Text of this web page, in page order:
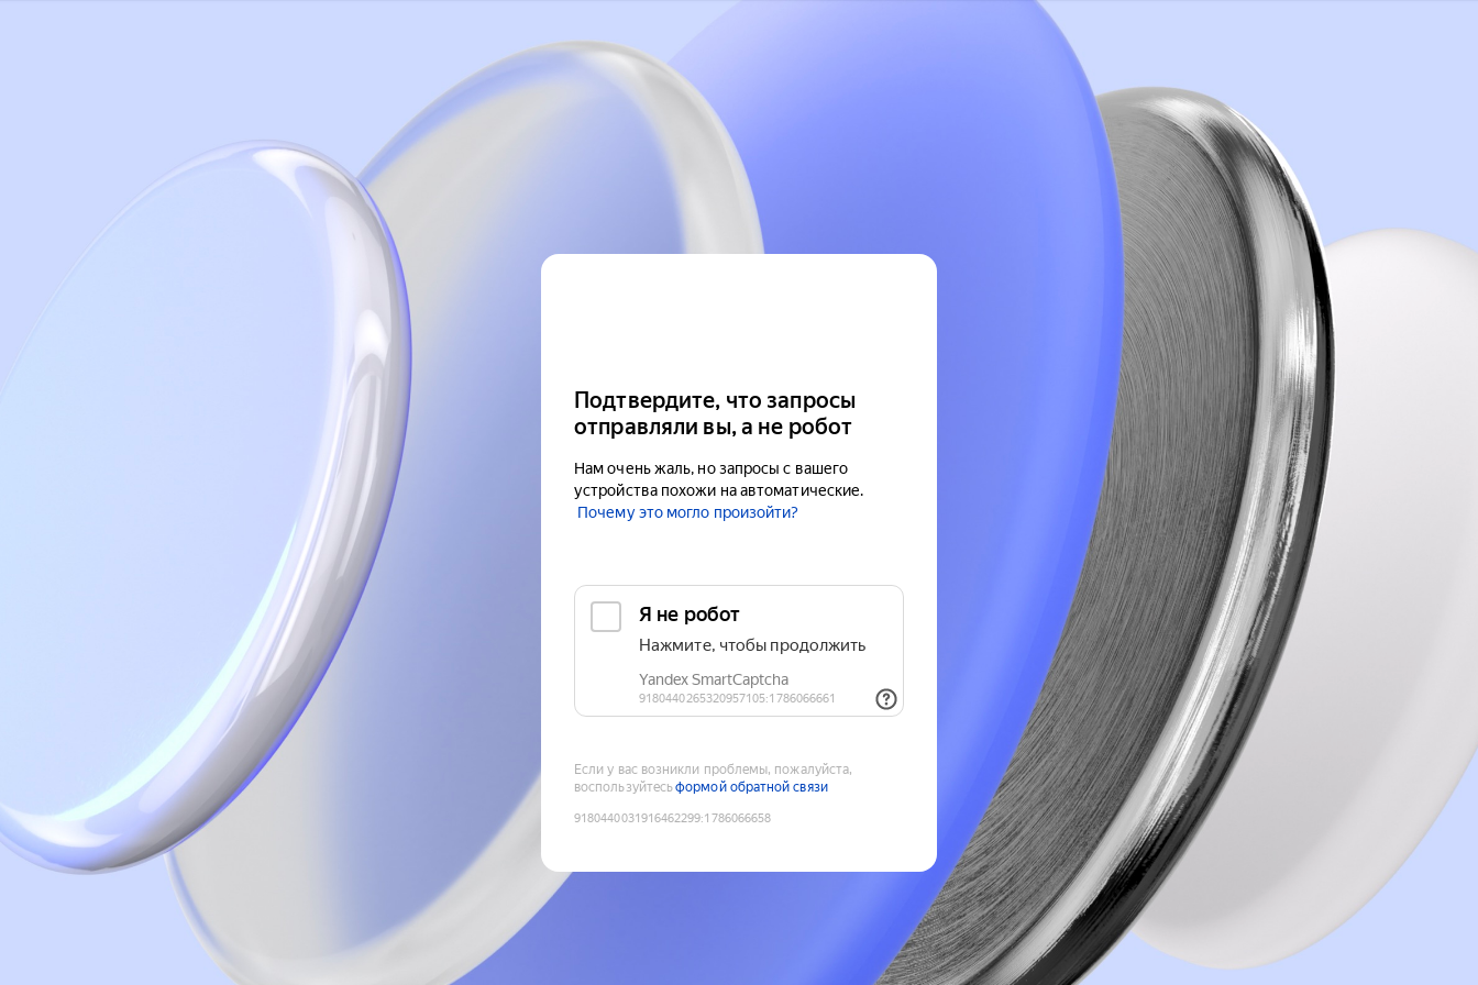
Подтвердите, что запросы
отправляли вы, а не робот
Нам очень жаль, но запросы с вашего
устройства похожи на автоматические.
Почему это могло произойти?
Если у вас возникли проблемы, пожалуйста,
воспользуйтесьформой обратной связи
9180440031916462299:1786066658